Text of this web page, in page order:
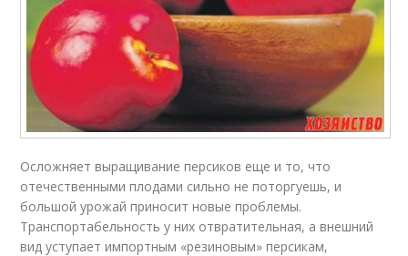
Осложняет выращивание персиков еще и то, что
отечественными плодами сильно не поторгуешь, и
большой урожай приносит новые проблемы.
Транспортабельность у них отвратительная, а внешний
вид уступает импортным «резиновым» персикам,